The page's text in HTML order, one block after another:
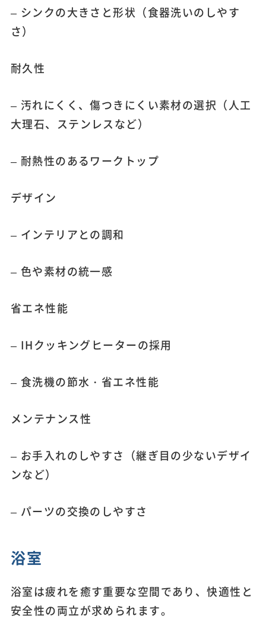
– シンクの大きさと形状（食器洗いのしやす
さ）
耐久性
– 汚れにくく、傷つきにくい素材の選択（人工
大理石、ステンレスなど）
– 耐熱性のあるワークトップ
デザイン
– インテリアとの調和
– 色や素材の統一感
省エネ性能
– IHクッキングヒーターの採用
– 食洗機の節水・省エネ性能
メンテナンス性
– お手入れのしやすさ（継ぎ目の少ないデザイ
ンなど）
– パーツの交換のしやすさ
浴室
浴室は疲れを癒す重要な空間であり、快適性と
安全性の両立が求められます。